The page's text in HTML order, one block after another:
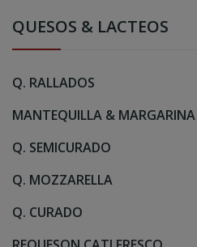
QUESOS & LACTEOS
Q. RALLADOS
MANTEQUILLA & MARGARINA
Q. SEMICURADO
Q. MOZZARELLA
Q. CURADO